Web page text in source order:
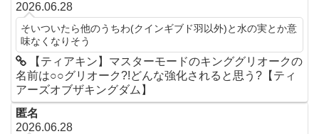
2026.06.28
そいついたら他のうちわ(クインギブド羽以外)と水の実とか意
味なくなりそう
【ティアキン】マスターモードのキンググリオークの
名前は○○グリオーク?!どんな強化されると思う?【ティ
アーズオブザキングダム】
匿名
2026.06.28